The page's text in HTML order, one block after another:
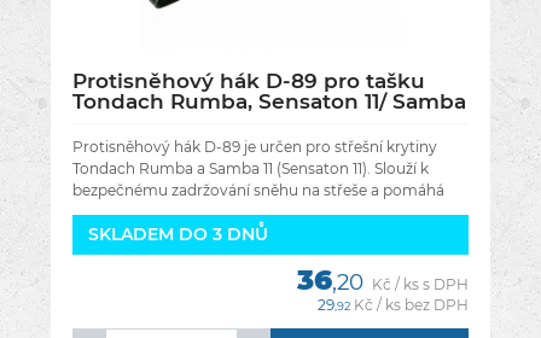
Protisněhový hák D-89 pro tašku
Tondach Rumba, Sensaton 11/ Samba
Protisněhový hák D-89 je určen pro střešní krytiny
Tondach Rumba a Samba 11 (Sensaton 11). Slouží k
bezpečnému zadržování sněhu na střeše a pomáhá
zabránit jeho náhlému sesuvu,
SKLADEM DO 3 DNŮ
36,20 Kč / ks s DPH
29,92 Kč / ks bez DPH